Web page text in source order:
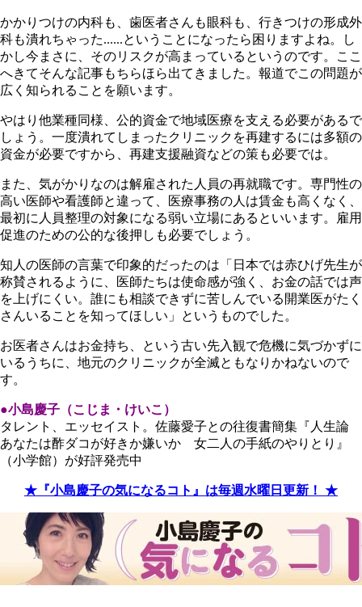
かかりつけの内科も、歯医者さんも眼科も、行きつけの形成外
科も潰れちゃった......ということになったら困りますよね。し
かし今まさに、そのリスクが高まっているというのです。ここ
へきてそんな記事もちらほら出てきました。報道でこの問題が
広く知られることを願います。
やはり他業種同様、公的資金で地域医療を支える必要があるで
しょう。一度潰れてしまったクリニックを再建するには多額の
資金が必要ですから、再建支援融資などの策も必要では。
また、気がかりなのは解雇された人員の再就職です。専門性の
高い医師や看護師と違って、医療事務の人は賃金も高くなく、
最初に人員整理の対象になる弱い立場にあるといいます。雇用
促進のための公的な後押しも必要でしょう。
知人の医師の言葉で印象的だったのは「日本では赤ひげ先生が
称賛されるように、医師たちは使命感が強く、お金の話では声
を上げにくい。誰にも相談できずに苦しんでいる開業医がたく
さんいることを知ってほしい」というものでした。
お医者さんはお金持ち、という古い先入観で危機に気づかずに
いるうちに、地元のクリニックが全滅ともなりかねないので
す。
●小島慶子（こじま・けいこ）
タレント、エッセイスト。佐藤愛子との往復書簡集『人生論
あなたは酢ダコが好きか嫌いか 女二人の手紙のやりとり』
（小学館）が好評発売中
★『小島慶子の気になるコト』は毎週水曜日更新！ ★